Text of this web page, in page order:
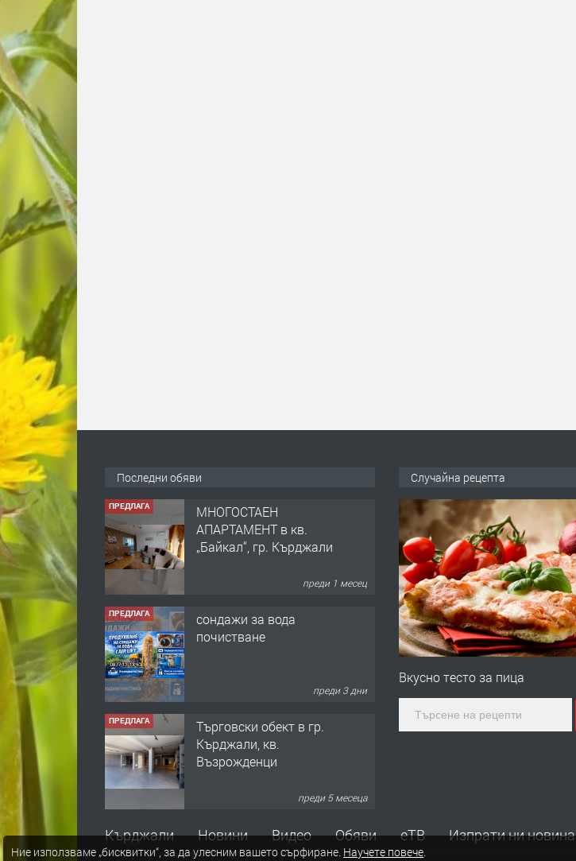
Последни обяви
ПРЕДЛАГА
МНОГОСТАЕН
АПАРТАМЕНТ в кв.
„Байкал“, гр. Кърджали
преди 1 месец
ПРЕДЛАГА
сондажи за вода
почистване
преди 3 дни
ПРЕДЛАГА
Tърговски обект в гр.
Кърджали, кв.
Възрожденци
преди 5 месеца
търсим общ работник
Случайна рецепта
Вкусно тесто за пица
Кърджали Новини Видео Обяви еТВ Изпрати ни новина
Ние използваме „бисквитки“, за да улесним вашето сърфиране. Научете повече.